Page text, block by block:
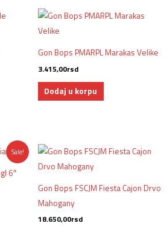
Gon Bops PMARPL Marakas Velike
3.415,00rsd
Dodaj u korpu
Sale!
6″
Gon Bops FSCJM Fiesta Cajon Drvo
Mahogany
18.650,00rsd